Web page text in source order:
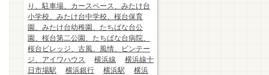
り、駐車場、カースペース、みたけ台
小学校、みたけ台中学校、桜台保育
園、みたけ台幼稚園、たちばな台公
園、桜台第二公園、たちばな台病院、
桜台ビレッジ、古風、風情、ビンテー
ジ、アイワハウス
横浜線
横浜線十
日市場駅
横浜銀行 横浜駅
横浜